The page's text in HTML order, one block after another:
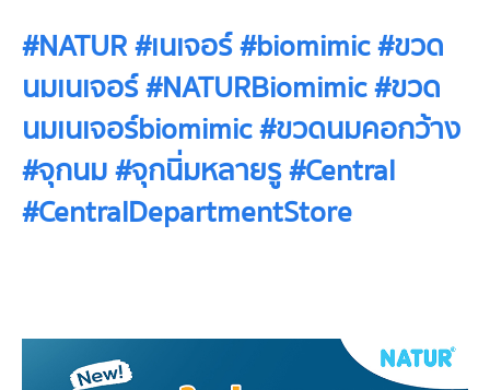
#NATUR #เนเจอร์ #biomimic #ขวด
นมเนเจอร์ #NATURBiomimic #ขวด
นมเนเจอร์biomimic #ขวดนมคอกว้าง
#จุกนม #จุกนิ่มหลายรู #Central
#CentralDepartmentStore